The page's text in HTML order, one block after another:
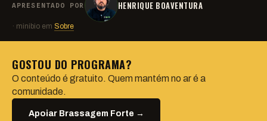
APRESENTADO POR HENRIQUE BOAVENTURA
· minibio em Sobre
GOSTOU DO PROGRAMA?
O conteúdo é gratuito. Quem mantém no ar é a
comunidade.
Apoiar Brassagem Forte →